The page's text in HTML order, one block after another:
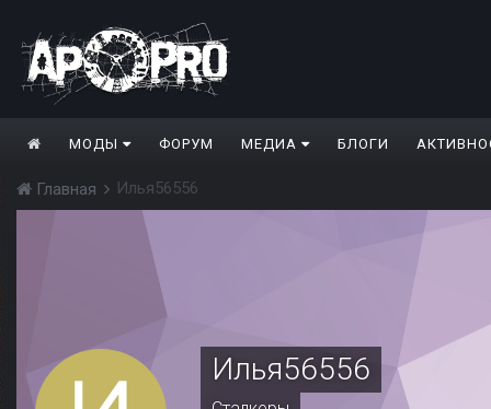
МОДЫ ФОРУМ МЕДИА БЛОГИ
Главная Илья56556
Илья56556